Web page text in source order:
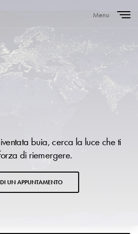
Menu
buia, cerca la luce che ti
di riemergere.
UN APPUNTAMENTO